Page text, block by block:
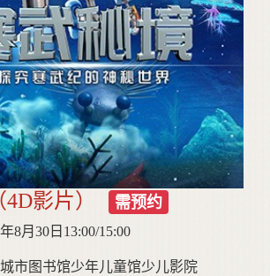
影片） 需预约
8月30日13:00/15:00
市图书馆少年儿童馆少儿影院